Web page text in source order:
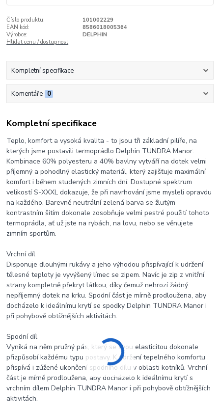
Číslo produktu:
101002229
EAN kód:
8586018005364
Výrobce:
DELPHIN
Hlídat cenu / dostupnost
Kompletní specifikace
Komentáře 0
Kompletní specifikace
Teplo, komfort a vysoká kvalita - to jsou tři základní pilíře, na
kterých jsme postavili termoprádlo Delphin TUNDRA Manor.
Kombinace 60% polyesteru a 40% bavlny vytváří na dotek velmi
příjemný a pohodlný elastický materiál, který zajišťuje maximální
komfort i během studených zimních dní. Dostupné spektrum
velikostí S-XXXL dokazuje, že při navrhování jsme mysleli opravdu
na každého. Barevně neutrální zelená barva se žlutým
kontrastním šitím dokonale zosobňuje velmi pestré použití tohoto
termoprádla, ať už jste na rybách, na lovu, nebo se věnujete
zimním sportům.
Vrchní díl
Disponuje dlouhými rukávy a jeho výhodou přispívající k udržení
tělesné teploty je vyvýšený límec se zipem. Navíc je zip z vnitřní
strany kompletně překryt látkou, díky čemuž nehrozí žádný
nepříjemný dotek na krku. Spodní část je mírně prodloužena, aby
docházelo k ideálnímu krytí se spodky Delphin TUNDRA Manor i
při pohybově obtížnějších aktivitách.
Spodní díl
Vyniká na něm pružný pás, který se svou elasticitou dokonale
přizpůsobí každému typu postavy. K udržení tepelného komfortu
přispívá i zúžené ukončení spodního dílu v oblasti kotníků. Vrchní
část je mírně prodloužena, aby docházelo k ideálnímu krytí s
vrchním dílem Delphin TUNDRA Manor i při pohybově obtížnějších
aktivitách.